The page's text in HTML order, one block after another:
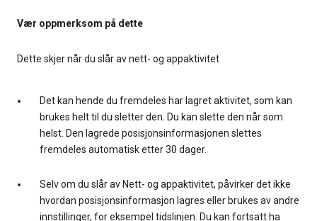
Vær oppmerksom på dette
Dette skjer når du slår av nett- og appaktivitet
Det kan hende du fremdeles har lagret aktivitet, som kan
brukes helt til du sletter den. Du kan slette den når som
helst. Den lagrede posisjonsinformasjonen slettes
fremdeles automatisk etter 30 dager.
Selv om du slår av Nett- og appaktivitet, påvirker det ikke
hvordan posisjonsinformasjon lagres eller brukes av andre
innstillinger, for eksempel tidslinjen. Du kan fortsatt ha